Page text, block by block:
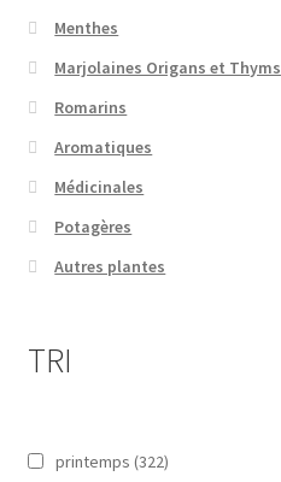
Menthes
Marjolaines Origans et Thyms
Romarins
Aromatiques
Médicinales
Potagères
Autres plantes
TRI
printemps (322)